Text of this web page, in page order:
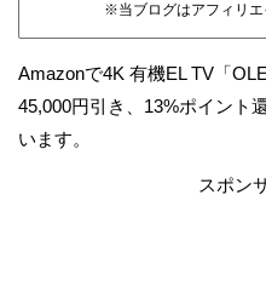
※当ブログはアフィリ
Amazonで4K 有機EL TV「
45,000円引き、13%ポイント
います。
スポン